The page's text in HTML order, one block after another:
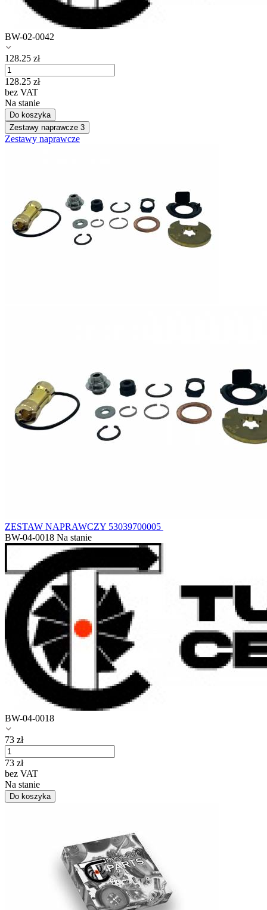
BW-02-0042
128.25 zł
128.25 zł
bez VAT
Na stanie
Do koszyka
Zestawy naprawcze 3
Zestawy naprawcze
ZESTAW NAPRAWCZY 53039700005
BW-04-0018 Na stanie
BW-04-0018
73 zł
73 zł
bez VAT
Na stanie
Do koszyka